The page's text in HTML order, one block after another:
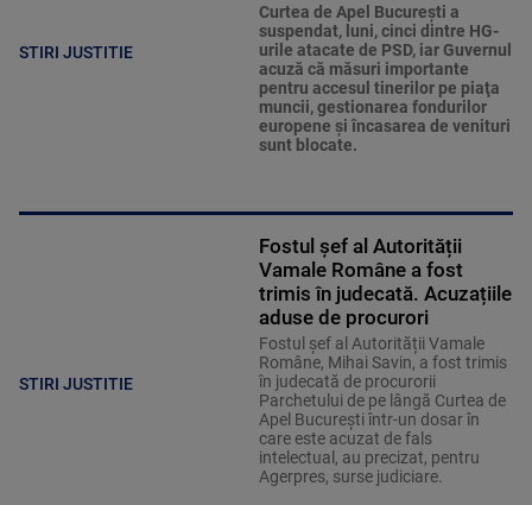
STIRI JUSTITIE
Curtea de Apel Bucureşti a
suspendat, luni, cinci dintre HG-
urile atacate de PSD, iar Guvernul
acuză că măsuri importante
pentru accesul tinerilor pe piaţa
muncii, gestionarea fondurilor
europene şi încasarea de venituri
sunt blocate.
STIRI JUSTITIE
Fostul șef al Autorității
Vamale Române a fost
trimis în judecată. Acuzațiile
aduse de procurori
Fostul șef al Autorității Vamale
Române, Mihai Savin, a fost trimis
în judecată de procurorii
Parchetului de pe lângă Curtea de
Apel București într-un dosar în
care este acuzat de fals
intelectual, au precizat, pentru
Agerpres, surse judiciare.